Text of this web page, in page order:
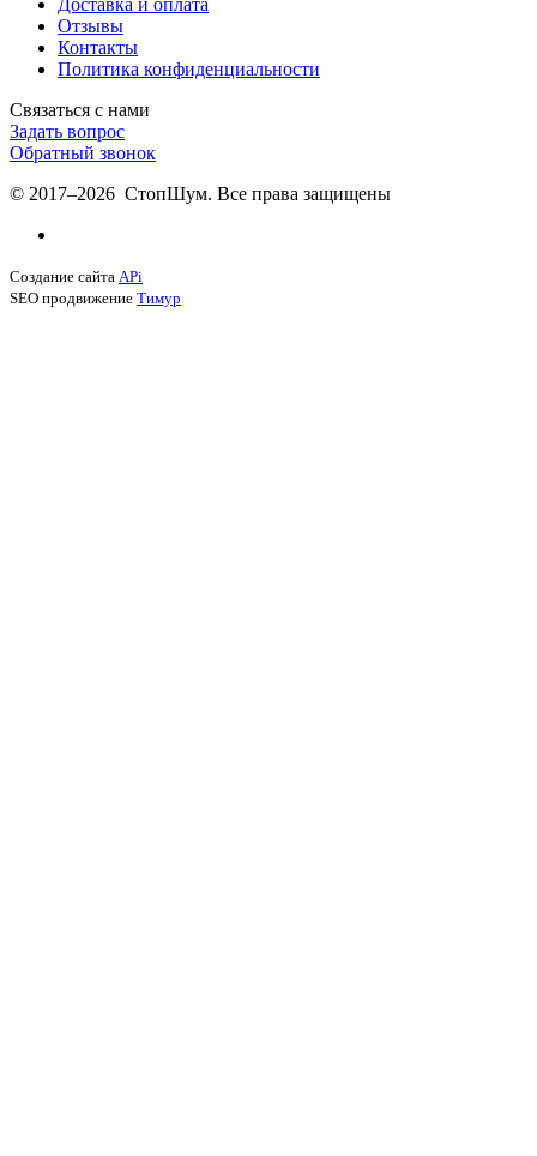
Отзывы
Контакты
Политика конфиденциальности
Связаться с нами
Задать вопрос
Обратный звонок
© 2017–2026 СтопШум. Все права защищены
Создание сайта APi
SEO продвижение Тимур